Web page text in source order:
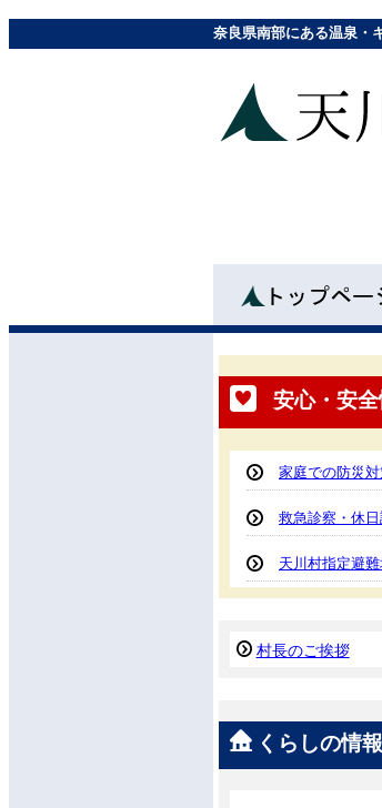
奈良県南部にある温泉・
安心・安
家庭での防災
救急診察・休
天川村指定避
村長のご挨拶
くらしの情報